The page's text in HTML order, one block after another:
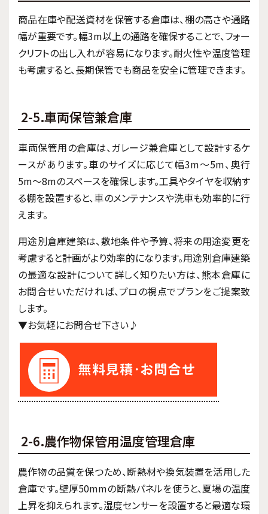
商品在庫や配送資材を保管する倉庫は、棚の高さや通路
幅が重要です。幅3m以上の通路を確保することで、フォー
クリフトの出し入れが容易になります。耐火性や温度管理
も考慮すると、長期保管でも商品を安全に管理できます。
2-5.車両保管兼倉庫
車両保管用の倉庫は、ガレージ兼倉庫として設計するケ
ースがあります。車のサイズに応じて幅3m〜5m、奥行
5m〜8mのスペースを確保します。工具やタイヤを収納す
る棚を設置すると、車のメンテナンスや洗車も効率的に行
えます。
用途別倉庫建築は、敷地条件や予算、将来の用途変更を
考慮すると計画がより効率的になります。用途別倉庫建築
の最適な設計について詳しく知りたい方は、熊本倉庫に
お問合せいただければ、プロの視点でプランをご提案致
します。
▼お気軽にお問合せ下さい♪
2-6.農作物保管用温度管理倉庫
農作物の品質を保つため、断熱材や換気装置を活用した
倉庫です。壁厚50mmの断熱パネルを使うと、夏場の温度
上昇を抑えられます。湿度センサーを設置すると最適な環